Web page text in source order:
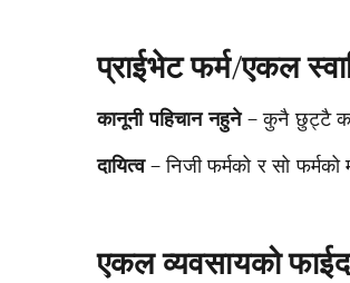
प्राईभेट फर्म/एकल
कानूनी पहिचान नहुने– कुनै छुट्टै
दायित्व– निजी फर्मको र सो फर्मको
एकल व्यवसायको